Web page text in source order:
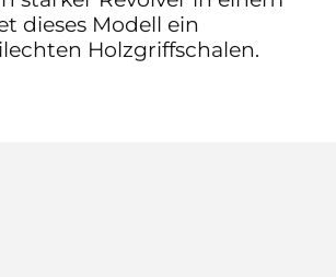
dieses Modell ein
Holzgriffschalen.